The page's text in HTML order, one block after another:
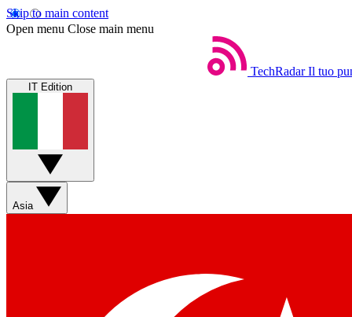
Skip to main content
Open menu Close main menu
TechRadar Il tuo
IT Edition
Asia